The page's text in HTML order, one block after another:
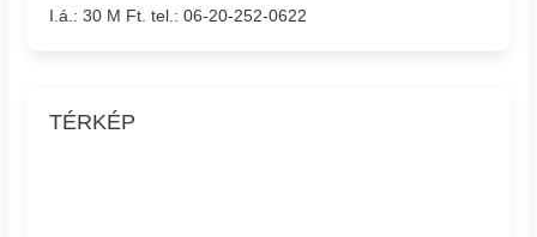
I.á.: 30 M Ft. tel.: 06-20-252-0622
TÉRKÉP